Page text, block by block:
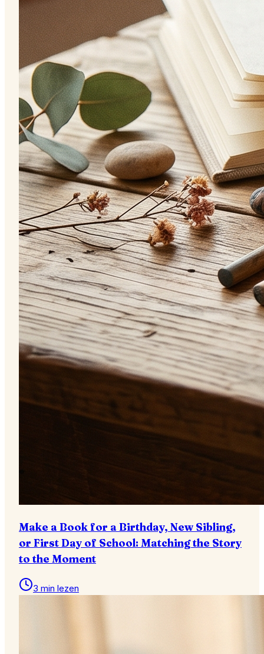
Make a Book for a Birthday, New Sibling,
or First Day of School: Matching the Story
to the Moment
3 min lezen